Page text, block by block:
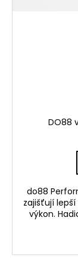
DO88
do88
zajišťují
výkon.